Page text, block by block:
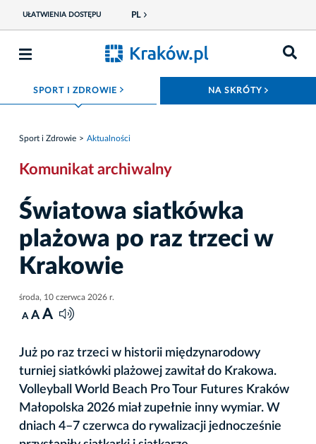
UŁATWIENIA DOSTĘPU PL
SPORT I ZDROWIE ROZWIŃ MENU NA SKRÓTY
Sport i Zdrowie Aktualności
Komunikat archiwalny
Światowa siatkówka
plażowa po raz trzeci w
Krakowie
środa, 10 czerwca 2026 r.
A A A
Już po raz trzeci w historii międzynarodowy
turniej siatkówki plażowej zawitał do Krakowa.
Volleyball World Beach Pro Tour Futures Kraków
Małopolska 2026 miał zupełnie inny wymiar. W
dniach 4–7 czerwca do rywalizacji jednocześnie